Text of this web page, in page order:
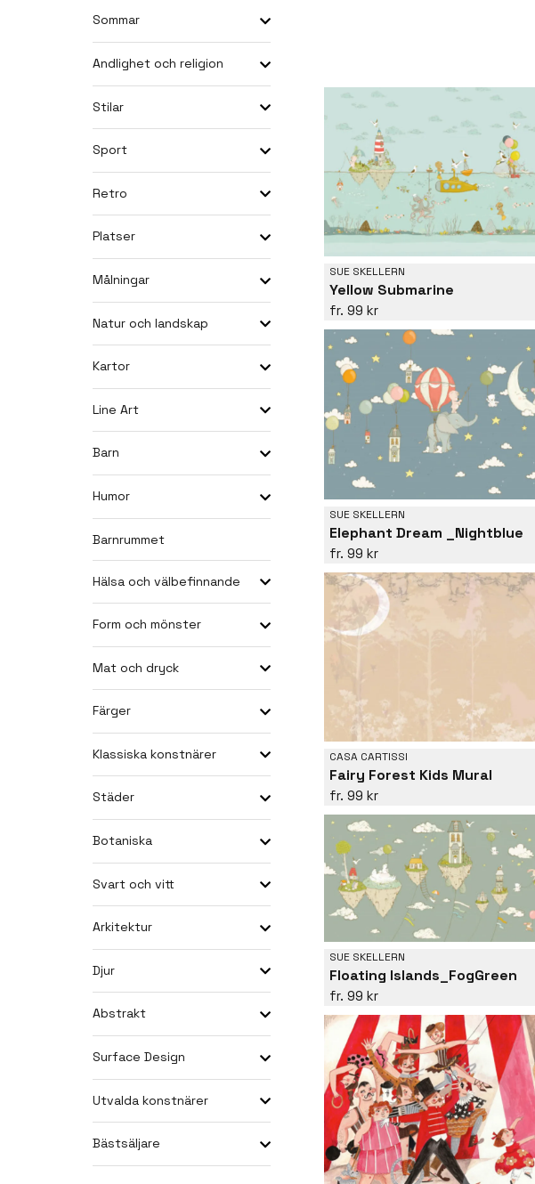
Sommar
Andlighet och religion
Stilar
Sport
Retro
Platser
Målningar
Natur och landskap
Kartor
Line Art
Barn
Humor
Barnrummet
Hälsa och välbefinnande
Form och mönster
Mat och dryck
Färger
Klassiska konstnärer
Städer
Botaniska
Svart och vitt
Arkitektur
Djur
Abstrakt
Surface Design
Utvalda konstnärer
Bästsäljare
SUE SKELLERN
Yellow Submarine
99 kr
SUE SKELLERN
Elephant Dream _Nightblue
99 kr
CASA CARTISSI
Fairy Forest Kids Mural
99 kr
SUE SKELLERN
Floating Islands_FogGreen
99 kr